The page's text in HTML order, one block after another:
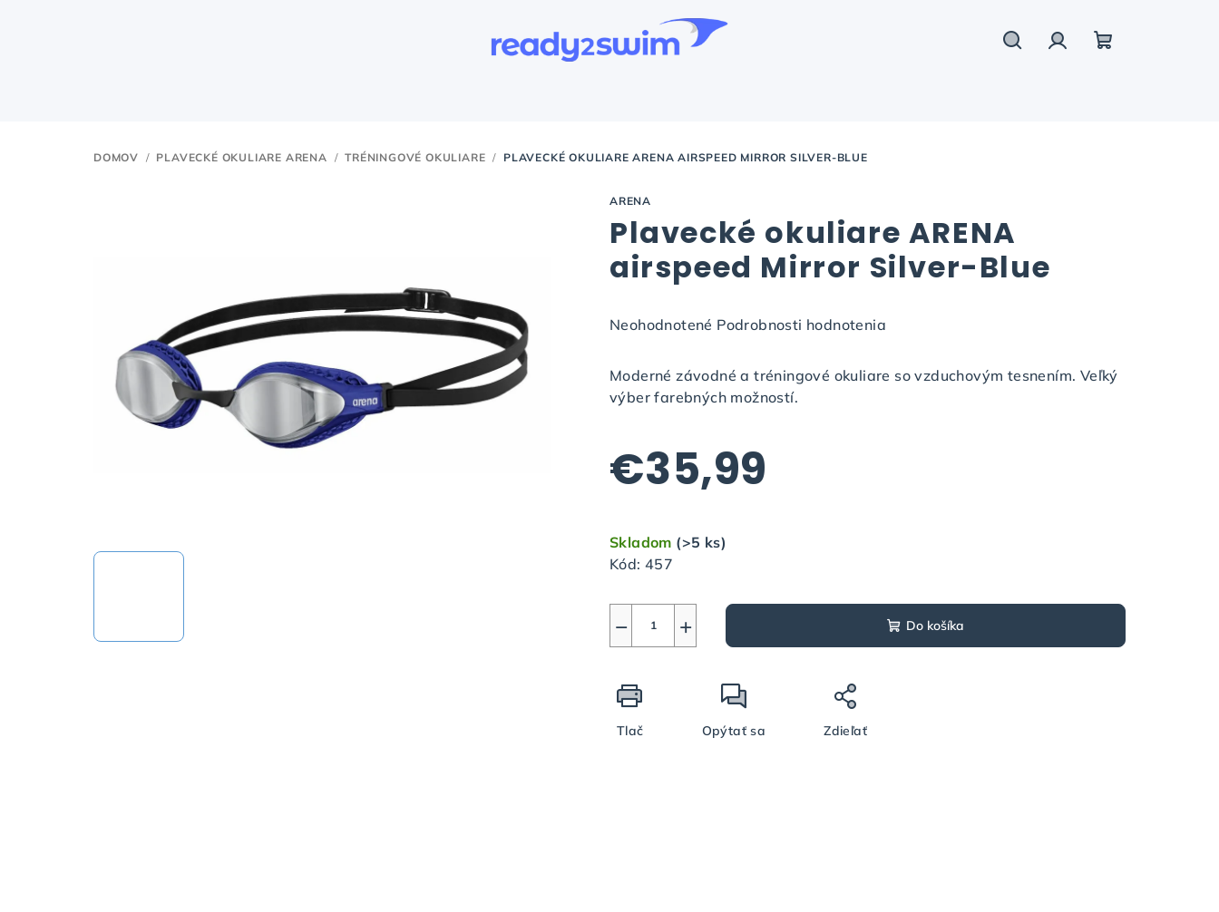
DOMOV / PLAVECKÉ OKULIARE ARENA / TRÉNINGOVÉ OKULIARE / PLAVECKÉ OKULIARE ARENA AIRSPEED MIRROR SILVER-BLUE
ARENA
Plavecké okuliare ARENA
airspeed Mirror Silver-Blue
Priemerné
produktu
0,0
5
hviezdičiek.
Neohodnotené Podrobnosti hodnotenia
Moderné závodné a tréningové okuliare so vzduchovým tesnením. Veľký
výber farebných možností.
€35,99
cena:
Skladom (>5 ks)
Kód: 457
+
− Do košíka
Tlač Opýtať sa Zdieľať